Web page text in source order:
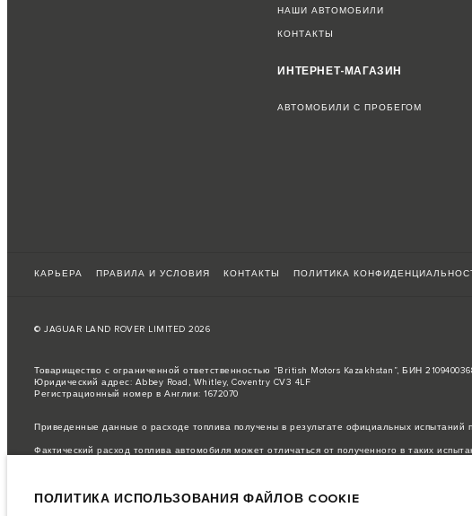
НАШИ АВТОМОБИЛИ
КОНТАКТЫ
ИНТЕРНЕТ-МАГАЗИН
АВТОМОБИЛИ С ПРОБЕГОМ
КАРЬЕРА ПРАВИЛА И УСЛОВИЯ КОНТАКТЫ ПОЛИТИКА
© JAGUAR LAND ROVER LIMITED 2026
Товарищество с ограниченной ответственностью “British Motors Kazakhstan”, БИН
Юридический адрес: Abbey Road, Whitley, Coventry CV3 4LF
Регистрационный номер в Англии: 1672070
Приведенные данные о расходе топлива получены в результате официальных испытаний
Фактический расход топлива автомобиля может отличаться от полученного в таких
цветовым схемам автомобилей. Подробную информацию о действующих ограничениях
ПОЛИТИКА ИСПОЛЬЗОВАНИЯ ФАЙЛОВ COOKIE